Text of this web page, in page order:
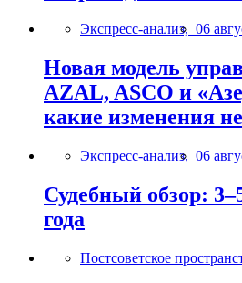
Экспресс-анализ, 06
Новая модель
AZAL, ASCO и
какие изменения
Экспресс-анализ, 06
Судебный обзор:
года
Постсоветское